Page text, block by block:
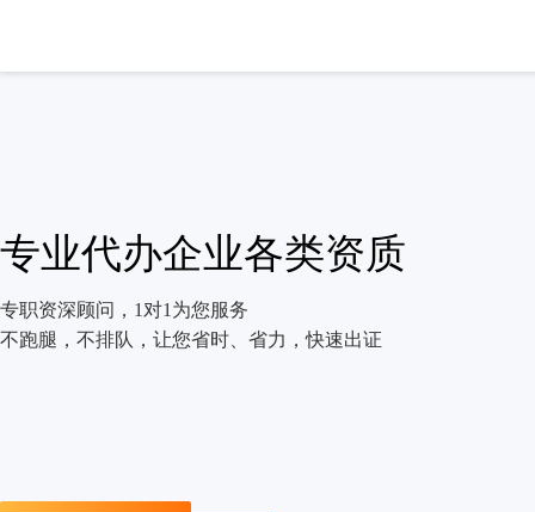
专业代办企业各类资质
专职资深顾问，1对1为您服务
不跑腿，不排队，让您省时、省力，快速出证